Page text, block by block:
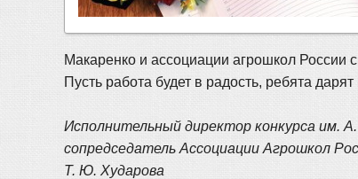
Макаренко и ассоциации агрошкол России
Пусть работа будет в радость, ребята
Исполнительный директор конкурса им.
сопредседатель Ассоциации Агрошкол
Т. Ю. Хударова